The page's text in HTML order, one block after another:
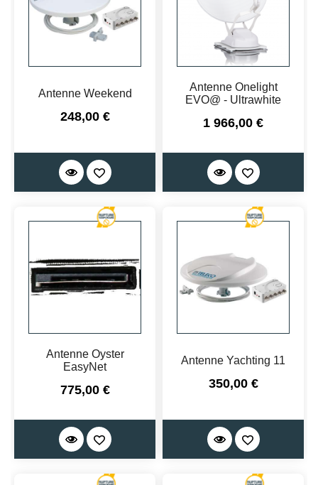
Antenne Weekend
Prix
248,00 €
Antenne Onelight
EVO@ - Ultrawhite
Prix
1 966,00 €
Antenne Oyster
EasyNet
Prix
775,00 €
Antenne Yachting 11
Prix
350,00 €